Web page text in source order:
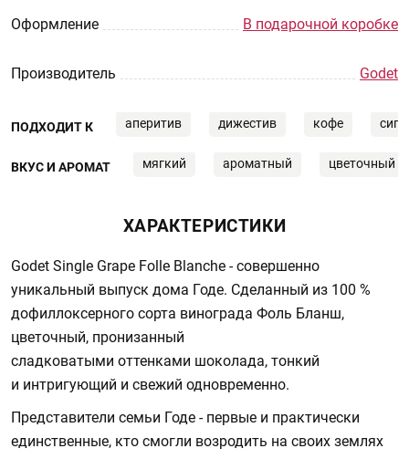
Оформление В подарочной коробке
Производитель Godet
ПОДХОДИТ К аперитив дижестив кофе
ВКУС И АРОМАТ мягкий ароматный цветочный
ХАРАКТЕРИСТИКИ
Godet Single Grape Folle Blanche - совершенно
уникальный выпуск дома Годе. Сделанный из 100 %
дофиллоксерного сорта винограда Фоль Бланш,
цветочный, пронизанный
сладковатыми оттенками шоколада, тонкий
и интригующий и свежий одновременно.
Представители семьи Годе - первые и практически
единственные, кто смогли возродить на своих землях